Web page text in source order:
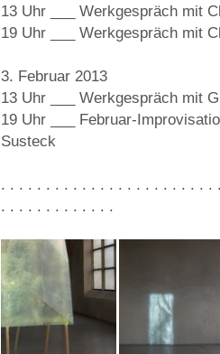
13 Uhr ___ Werkgespräch mit
19 Uhr ___ Werkgespräch mit
3. Februar 2013
13 Uhr ___ Werkgespräch mit
19 Uhr ___ Februar-
Susteck
. . . . . . . . . . . . . . . . . . . . . . .
. . . . . . . . . . . . .